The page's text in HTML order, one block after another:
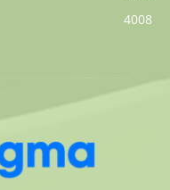
4008